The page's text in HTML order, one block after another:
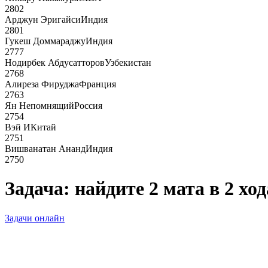
2802
Арджун ЭригайсиИндия
2801
Гукеш ДоммараджуИндия
2777
Нодирбек АбдусатторовУзбекистан
2768
Алиреза ФируджаФранция
2763
Ян НепомнящийРоссия
2754
Вэй ИКитай
2751
Вишванатан АнандИндия
2750
Задача: найдите 2 мата в 2
Задачи онлайн